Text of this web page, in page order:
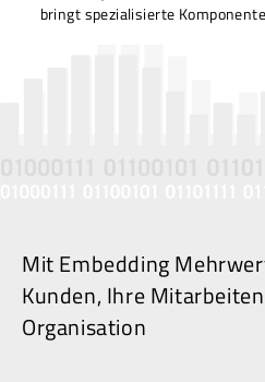
bringt spezialisierte
Mit Embedding
Kunden, Ihre
Organisation